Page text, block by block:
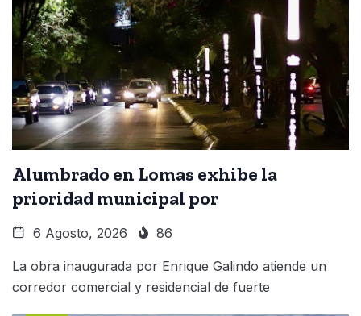
Alumbrado en Lomas exhibe la
prioridad municipal por
6 Agosto, 2026 86
La obra inaugurada por Enrique Galindo atiende un
corredor comercial y residencial de fuerte